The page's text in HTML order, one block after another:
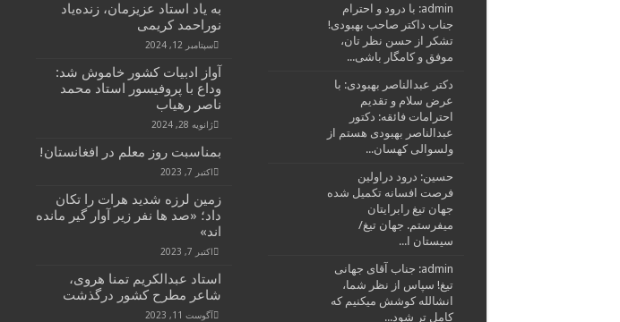
به یاد استاد عزیزمان، زنده‌یاد
نوراحمد کریمی
سپتامبر 12, 2024
آواز ادبیات کشور خاموش شد:
وداع با پروفیسور استاد محمد
ناصر رهیاب
ژانویه 28, 2024
بمناسبت روز معلم در افغانستان!
اکتبر 7, 2023
زمین لرزه شدید هرات را تکان
داد؛ «صد ها نفر زیر آوار گیر مانده
اند»
اکتبر 7, 2023
استاد عبدالکریم تمنا هروی،
شاعر مطرح کشور درگذشت
آگوست 11, 2023
admin: با درود و احترام
جناب داکتر صاحب بهبودی!
تشکر از حسن نظر تان،
موفق و کامگار باشی...
دکتر عبدالناصر بهبودی: با
عرض سلام و تقدیم
احترامات فائقه: دکتور
عبدالناصر بهبودی هستم از
ولسوالی کهسان...
حسین: درود دراولین
فرصت افسانه تکمیل شده
جهان تیغ رابرایتان
میفرستم. جهان تیغ/
سیستان ا...
admin: جناب آقای جهانی
تیغ! سپاس از نظر شما،
انشالله کوشش میکنیم که
کامل تر شود...